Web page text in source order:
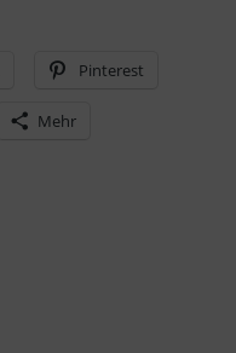
Pinterest
Mehr